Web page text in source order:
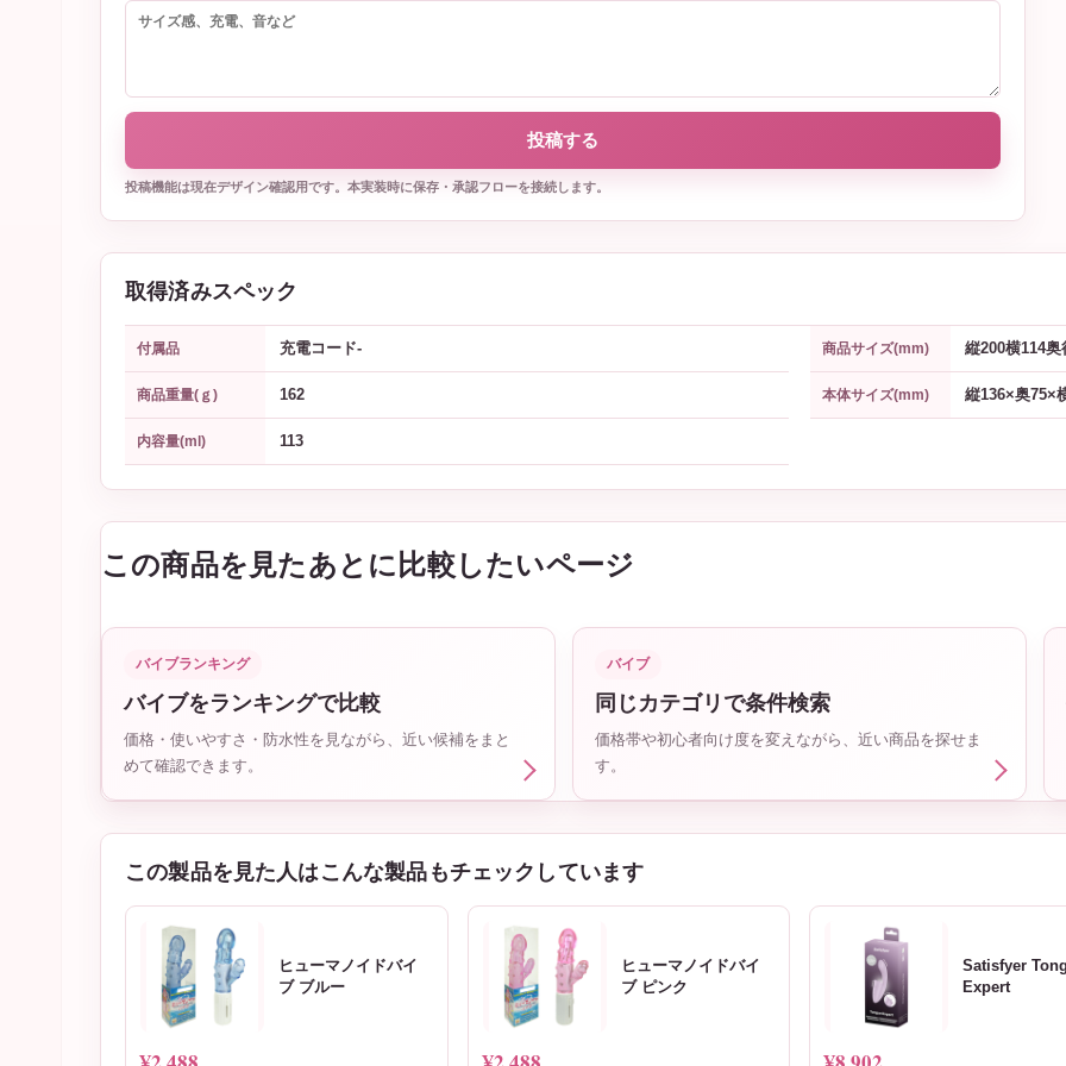
投稿する
投稿機能は現在デザイン確認用です。本実装時に保存・承認フローを接続します。
取得済みスペック
付属品 充電コード- 商品サイズ(mm) 縦200横114奥
商品重量(ｇ) 162 本体サイズ(mm) 縦136×奥75×
内容量(ml) 113
この商品を見たあとに比較したいページ
バイブランキング
バイブをランキングで比較
価格・使いやすさ・防水性を見ながら、近い候補をまと
めて確認できます。
バイブ
同じカテゴリで条件検索
価格帯や初心者向け度を変えながら、近い商品を探せま
す。
この製品を見た人はこんな製品もチェックしています
ヒューマノイドバイ
ブ ブルー
ヒューマノイドバイ
ブ ピンク
Satisfyer
Expert